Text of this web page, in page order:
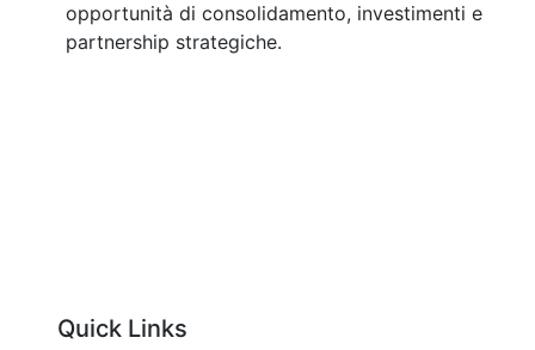
opportunità di consolidamento, investimenti e
partnership strategiche.
Quick Links